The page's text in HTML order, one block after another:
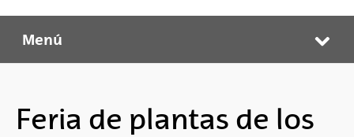
Campus de Bizkaia
Menú
Feria de plantas de los